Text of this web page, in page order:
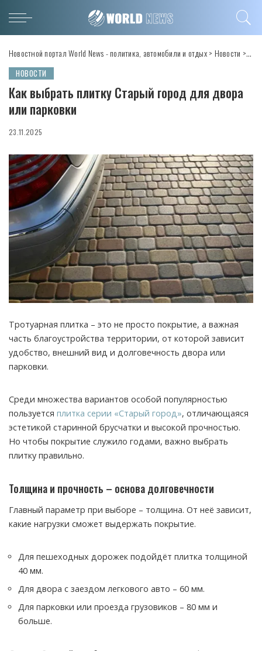
Новостной портал World News - политика, автомобили и отдых> Новости > Как
НОВОСТИ
Как выбрать плитку Старый город для двора
или парковки
23.11.2025
Тротуарная плитка – это не просто покрытие, а важная
часть благоустройства территории, от которой зависит
удобство, внешний вид и долговечность двора или
парковки.
Среди множества вариантов особой популярностью
пользуется плитка серии «Старый город», отличающаяся
эстетикой старинной брусчатки и высокой прочностью.
Но чтобы покрытие служило годами, важно выбрать
плитку правильно.
Толщина и прочность – основа долговечности
Главный параметр при выборе – толщина. От неё зависит,
какие нагрузки сможет выдержать покрытие.
Для пешеходных дорожек подойдёт плитка толщиной
40 мм.
Для двора с заездом легкового авто – 60 мм.
Для парковки или проезда грузовиков – 80 мм и
больше.